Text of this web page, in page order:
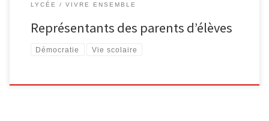
LYCÉE VIVRE ENSEMBLE
Représentants des parents d’élèves
Démocratie Vie scolaire